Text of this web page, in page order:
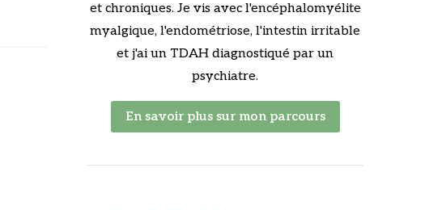
et chroniques. Je vis avec l'encéphalomyélite
myalgique, l'endométriose, l'intestin irritable
et j'ai un TDAH diagnostiqué par un
psychiatre.
En savoir plus sur mon parcours